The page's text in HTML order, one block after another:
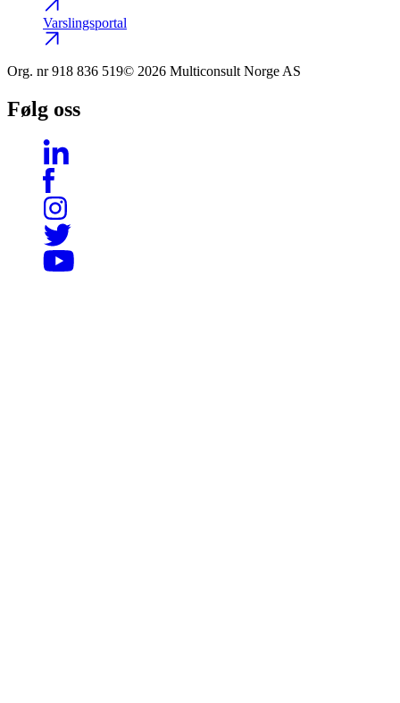
Varslingsportal
Org. nr 918 836 519© 2026 Multiconsult Norge AS
Følg oss